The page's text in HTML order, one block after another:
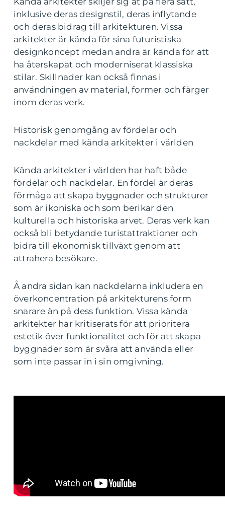
inklusive deras designstil, deras inflytande
och deras bidrag till arkitekturen. Vissa
arkitekter är kända för sina futuristiska
designkoncept medan andra är kända för att
ha återskapat och moderniserat klassiska
stilar. Skillnader kan också finnas i
användningen av material, former och färger
inom deras verk.
Historisk genomgång av fördelar och
nackdelar med kända arkitekter i världen
Kända arkitekter i världen har haft både
fördelar och nackdelar. En fördel är deras
förmåga att skapa byggnader och strukturer
som är ikoniska och som berikar den
kulturella och historiska arvet. Deras verk kan
också bli betydande turistattraktioner och
bidra till ekonomisk tillväxt genom att
attrahera besökare.
Å andra sidan kan nackdelarna inkludera en
överkoncentration på arkitekturens form
snarare än på dess funktion. Vissa kända
arkitekter har kritiserats för att prioritera
estetik över funktionalitet och för att skapa
byggnader som är svåra att använda eller
som inte passar in i sin omgivning.